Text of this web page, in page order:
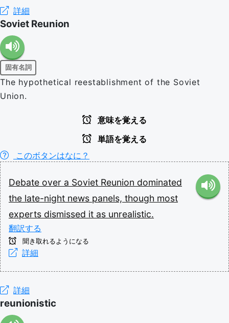
詳細
Soviet Reunion
固有名詞
The hypothetical reestablishment of the Soviet
Union.
意味を覚える
単語を覚える
このボタンはなに？
Debate over a Soviet Reunion dominated
the late-night news panels, though most
experts dismissed it as unrealistic.
翻訳する
聞き取れるようになる
詳細
詳細
reunionistic